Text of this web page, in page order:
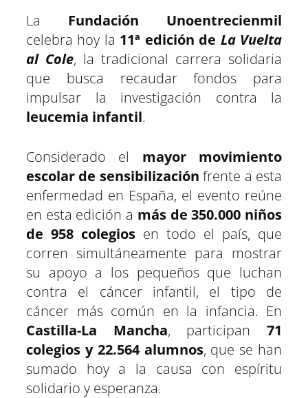
i
r
e
n
e
r
)
r
t
i
r
b
o
k
r
t
i
e
n
A
p
r
t
i
r
e
n
r
m
r
i
r
r
s
t
r
t
i
r
e
n
d
n
La Fundación Unoentrecienmil
celebra hoy la 11ª edición de La Vuelta
al Cole, la tradicional carrera solidaria
que busca recaudar fondos para
impulsar la investigación contra la
leucemia infantil.
Considerado el mayor movimiento
escolar de sensibilización frente a esta
enfermedad en España, el evento reúne
en esta edición a más de 350.000 niños
de 958 colegios en todo el país, que
corren simultáneamente para mostrar
su apoyo a los pequeños que luchan
contra el cáncer infantil, el tipo de
cáncer más común en la infancia. En
Castilla-La Mancha, participan71
colegios y 22.564 alumnos, que se han
sumado hoy a la causa con espíritu
solidario y esperanza.